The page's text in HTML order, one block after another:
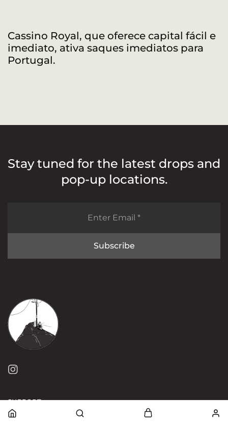
Cassino Royal, que oferece capital fácil e
imediato, ativa saques imediatos para
Portugal.
Stay tuned for the latest drops and
pop-up locations.
SUPPORT